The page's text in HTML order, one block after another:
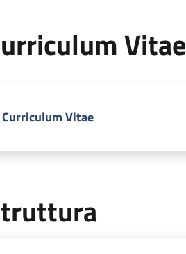
Vitae
Curriculum Vitae